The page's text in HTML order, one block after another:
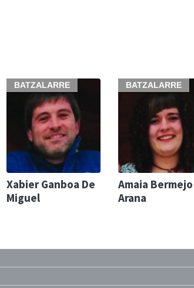
BATZALARRE
Xabier Ganboa De
Miguel
BATZALARRE
Amaia Bermejo
Arana